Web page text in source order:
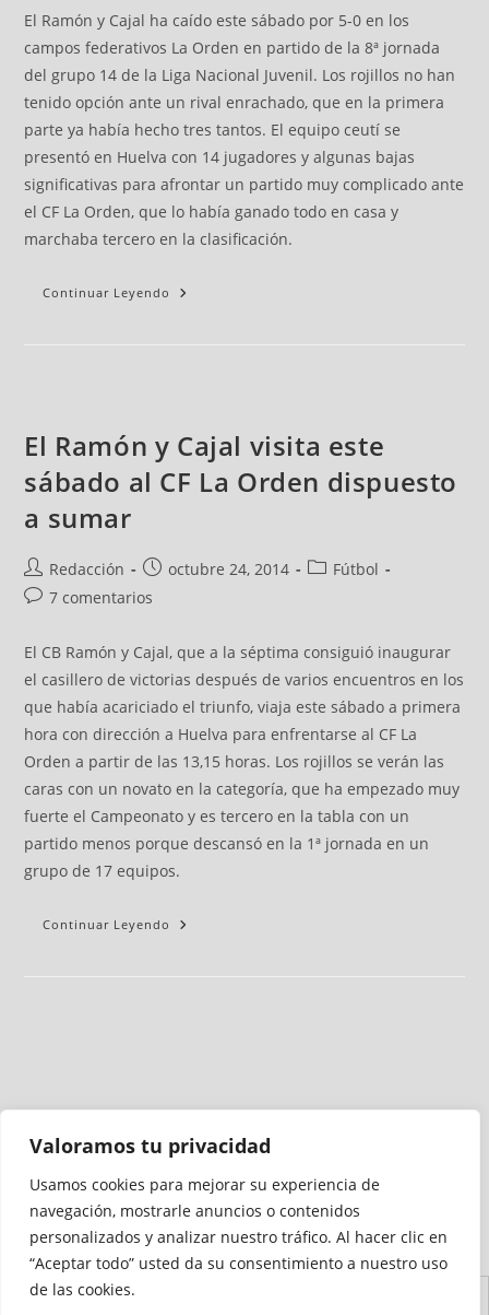
Valoramos tu privacidad
Usamos cookies para mejorar su experiencia de
navegación, mostrarle anuncios o contenidos
personalizados y analizar nuestro tráfico. Al hacer clic en
“Aceptar todo” usted da su consentimiento a nuestro uso
de las cookies.
El Ramón y Cajal ha caído este sábado por 5-0 en los
campos federativos La Orden en partido de la 8ª jornada
del grupo 14 de la Liga Nacional Juvenil. Los rojillos no han
tenido opción ante un rival enrachado, que en la primera
parte ya había hecho tres tantos. El equipo ceutí se
presentó en Huelva con 14 jugadores y algunas bajas
significativas para afrontar un partido muy complicado ante
el CF La Orden, que lo había ganado todo en casa y
marchaba tercero en la clasificación.
Continuar Leyendo
El Ramón y Cajal visita este
sábado al CF La Orden dispuesto
a sumar
Redacción octubre 24, 2014
Fútbol
7 comentarios
El CB Ramón y Cajal, que a la séptima consiguió inaugurar
el casillero de victorias después de varios encuentros en los
que había acariciado el triunfo, viaja este sábado a primera
hora con dirección a Huelva para enfrentarse al CF La
Orden a partir de las 13,15 horas. Los rojillos se verán las
caras con un novato en la categoría, que ha empezado muy
fuerte el Campeonato y es tercero en la tabla con un
partido menos porque descansó en la 1ª jornada en un
grupo de 17 equipos.
Continuar Leyendo
Medio auditado por